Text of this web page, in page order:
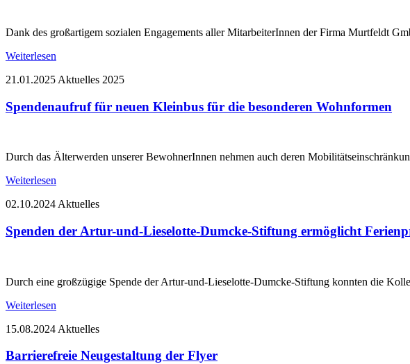
Dank des großartigem sozialen Engagements aller MitarbeiterInnen der Firma Murtfeldt
Weiterlesen
21.01.2025 Aktuelles 2025
Spendenaufruf für neuen Kleinbus für die besonderen Wohnformen
Durch das Älterwerden unserer BewohnerInnen nehmen auch deren
Weiterlesen
02.10.2024 Aktuelles
Spenden der Artur-und-Lieselotte-Dumcke-Stiftung ermöglicht
Durch eine großzügige Spende der Artur-und-Lieselotte-Dumcke-Stiftung konnten die
Weiterlesen
15.08.2024 Aktuelles
Barrierefreie Neugestaltung der Flyer